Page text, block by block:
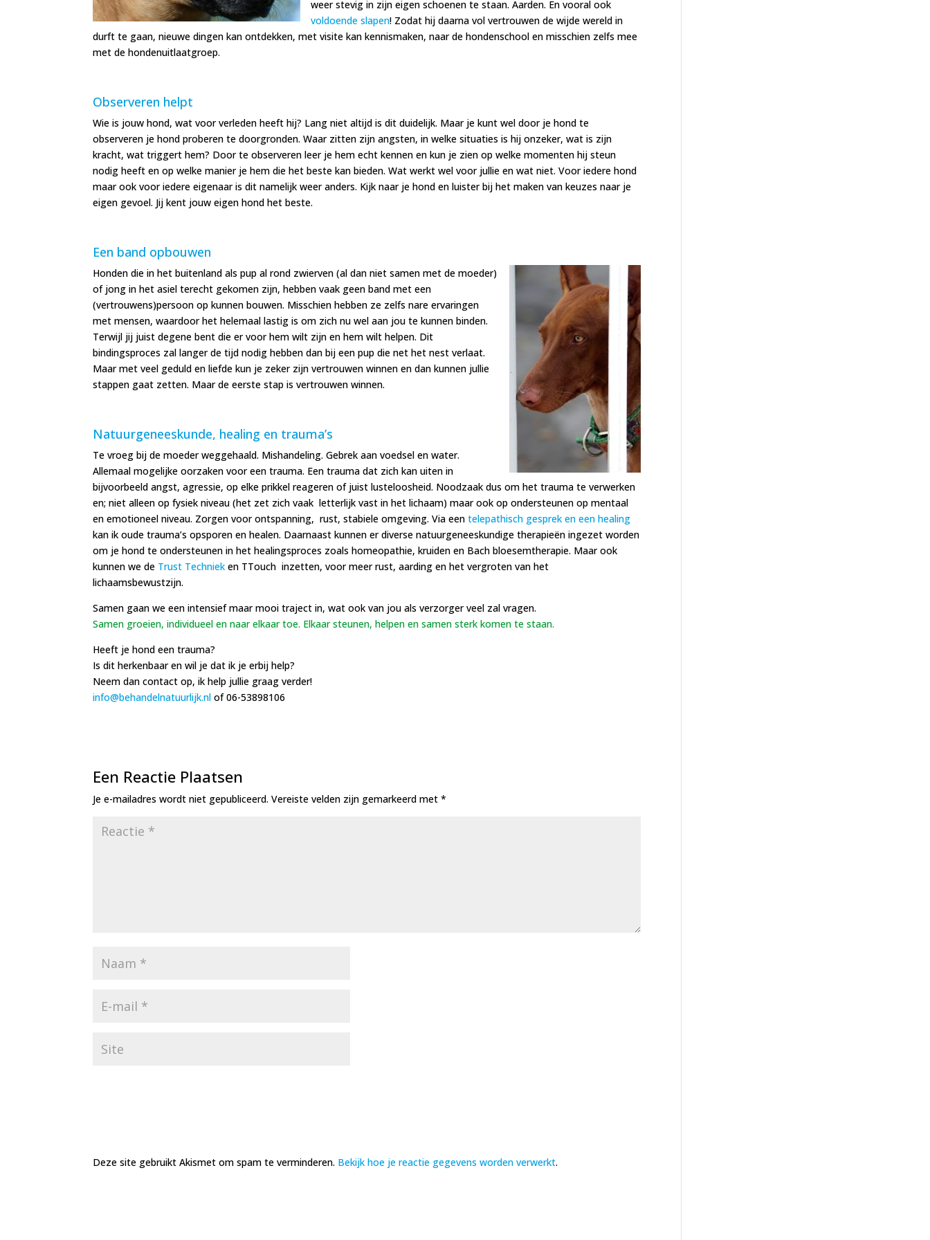
weer stevig in zijn eigen schoenen te staan. Aarden. En vooral ook
voldoende slapen! Zodat hij daarna vol vertrouwen de wijde wereld in
durft te gaan, nieuwe dingen kan ontdekken, met visite kan kennismaken, naar de hondenschool en misschien zelfs mee
met de hondenuitlaatgroep.
Observeren helpt
Wie is jouw hond, wat voor verleden heeft hij? Lang niet altijd is dit duidelijk. Maar je kunt wel door je hond te
observeren je hond proberen te doorgronden. Waar zitten zijn angsten, in welke situaties is hij onzeker, wat is zijn
kracht, wat triggert hem? Door te observeren leer je hem echt kennen en kun je zien op welke momenten hij steun
nodig heeft en op welke manier je hem die het beste kan bieden. Wat werkt wel voor jullie en wat niet. Voor iedere hond
maar ook voor iedere eigenaar is dit namelijk weer anders. Kijk naar je hond en luister bij het maken van keuzes naar je
eigen gevoel. Jij kent jouw eigen hond het beste.
Een band opbouwen
Honden die in het buitenland als pup al rond zwierven (al dan niet samen met de moeder)
of jong in het asiel terecht gekomen zijn, hebben vaak geen band met een
(vertrouwens)persoon op kunnen bouwen. Misschien hebben ze zelfs nare ervaringen
met mensen, waardoor het helemaal lastig is om zich nu wel aan jou te kunnen binden.
Terwijl jij juist degene bent die er voor hem wilt zijn en hem wilt helpen. Dit
bindingsproces zal langer de tijd nodig hebben dan bij een pup die net het nest verlaat.
Maar met veel geduld en liefde kun je zeker zijn vertrouwen winnen en dan kunnen jullie
stappen gaat zetten. Maar de eerste stap is vertrouwen winnen.
Natuurgeneeskunde, healing en trauma’s
Te vroeg bij de moeder weggehaald. Mishandeling. Gebrek aan voedsel en water.
Allemaal mogelijke oorzaken voor een trauma. Een trauma dat zich kan uiten in
bijvoorbeeld angst, agressie, op elke prikkel reageren of juist lusteloosheid. Noodzaak dus om het trauma te verwerken
en; niet alleen op fysiek niveau (het zet zich vaak letterlijk vast in het lichaam) maar ook op ondersteunen op mentaal
en emotioneel niveau. Zorgen voor ontspanning, rust, stabiele omgeving. Via een telepathisch gesprek en een healing
kan ik oude trauma’s opsporen en healen. Daarnaast kunnen er diverse natuurgeneeskundige therapieën ingezet worden
om je hond te ondersteunen in het healingsproces zoals homeopathie, kruiden en Bach bloesemtherapie. Maar ook
kunnen we de Trust Techniek en TTouch inzetten, voor meer rust, aarding en het vergroten van het
lichaamsbewustzijn.
Samen gaan we een intensief maar mooi traject in, wat ook van jou als verzorger veel zal vragen.
Samen groeien, individueel en naar elkaar toe. Elkaar steunen, helpen en samen sterk komen te staan.
Heeft je hond een trauma?
Is dit herkenbaar en wil je dat ik je erbij help?
Neem dan contact op, ik help jullie graag verder!
info@behandelnatuurlijk.nl of 06-53898106
Een Reactie Plaatsen
Je e-mailadres wordt niet gepubliceerd. Vereiste velden zijn gemarkeerd met*
Deze site gebruikt Akismet om spam te verminderen. Bekijk hoe je reactie gegevens worden verwerkt.